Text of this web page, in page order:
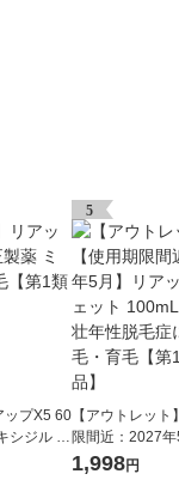
ップX5 60
シジル 発
5
【アウトレット
限間近：2027
プＥＸジェット
1,998円